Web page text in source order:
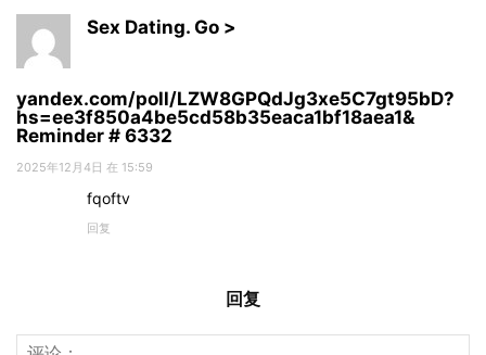
Sex Dating. Go >
yandex.com/poll/LZW8GPQdJg3xe5C7gt95bD?
hs=ee3f850a4be5cd58b35eaca1bf18aea1&
Reminder # 6332
2025年12月4日 在 15:59
fqoftv
回复
回复